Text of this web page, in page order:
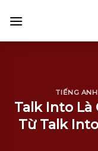
TIẾNG
Talk Into Là
Từ Talk